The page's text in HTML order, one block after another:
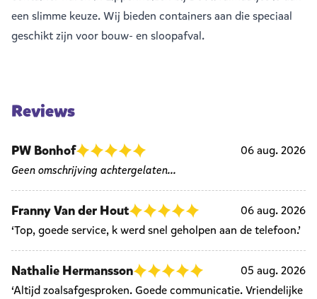
een slimme keuze. Wij bieden containers aan die speciaal
geschikt zijn voor bouw- en sloopafval.
Reviews
PW Bonhof
06 aug. 2026
Geen omschrijving achtergelaten...
Franny Van der Hout
06 aug. 2026
‘Top, goede service, k werd snel geholpen aan de telefoon.’
Nathalie Hermansson
05 aug. 2026
‘Altijd zoalsafgesproken. Goede communicatie. Vriendelijke